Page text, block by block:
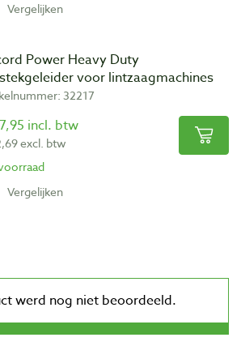
Vergelijken
Power Heavy Duty
voor lintzaagmachines
32217
incl. btw
excl. btw
Vergelijken